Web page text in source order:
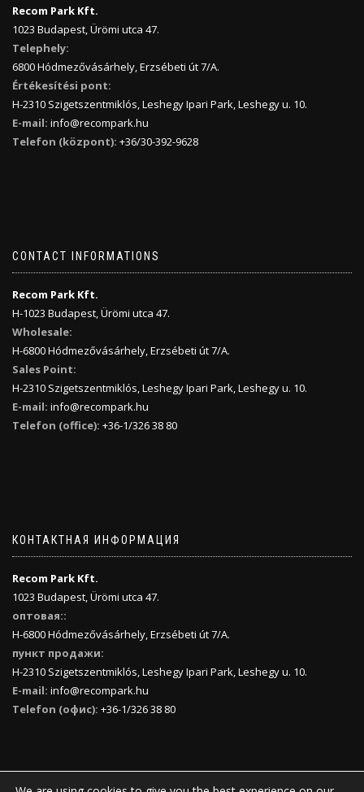
Recom Park Kft.
1023 Budapest, Ürömi utca 47.
Telephely:
6800 Hódmezővásárhely, Erzsébeti út 7/A.
Értékesítési pont:
H-2310 Szigetszentmiklós, Leshegy Ipari Park, Leshegy u. 10.
E-mail: info@recompark.hu
Telefon (központ): +36/30-392-9628
CONTACT INFORMATIONS
Recom Park Kft.
H-1023 Budapest, Ürömi utca 47.
Wholesale:
H-6800 Hódmezővásárhely, Erzsébeti út 7/A.
Sales Point:
H-2310 Szigetszentmiklós, Leshegy Ipari Park, Leshegy u. 10.
E-mail: info@recompark.hu
Telefon (office): +36-1/326 38 80
КОНТАКТНАЯ ИНФОРМАЦИЯ
Recom Park Kft.
1023 Budapest, Ürömi utca 47.
оптовая::
H-6800 Hódmezővásárhely, Erzsébeti út 7/A.
пункт продажи:
H-2310 Szigetszentmiklós, Leshegy Ipari Park, Leshegy u. 10.
E-mail: info@recompark.hu
Telefon (офис): +36-1/326 38 80